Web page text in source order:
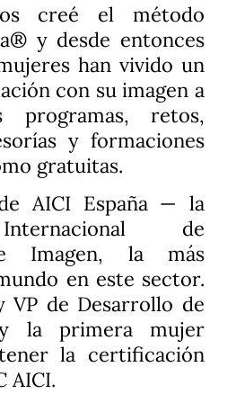
creé el método
y desde entonces
han vivido un
con su imagen a
retos,
y formaciones
gratuitas.
AICI España — la
de
Imagen, la más
en este sector.
VP de Desarrollo de
la primera mujer
la certificación
AICI.